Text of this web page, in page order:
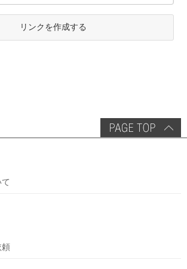
リンクを作成する
頼